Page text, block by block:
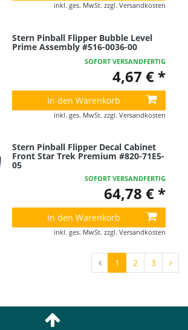
inkl. ges. MwSt. zzgl. Versandkosten
Stern Pinball Flipper Bubble Level
Prime Assembly #516-0036-00
SOFORT VERSANDFERTIG
4,67 € *
In den Warenkorb
inkl. ges. MwSt. zzgl. Versandkosten
Stern Pinball Flipper Decal Cabinet
Front Star Trek Premium #820-71E5-
05
SOFORT VERSANDFERTIG
64,78 € *
In den Warenkorb
inkl. ges. MwSt. zzgl. Versandkosten
1 2 3